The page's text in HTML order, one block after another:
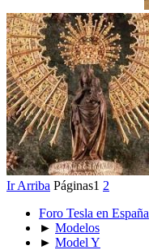
Ir Arriba Páginas1 2
Foro Tesla en España
► Modelos
► Model Y